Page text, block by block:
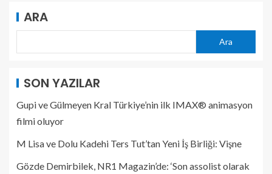
ARA
Ara
SON YAZILAR
Gupi ve Gülmeyen Kral Türkiye’nin ilk IMAX® animasyon
filmi oluyor
M Lisa ve Dolu Kadehi Ters Tut’tan Yeni İş Birliği: Vişne
Gözde Demirbilek, NR1 Magazin’de: ‘Son assolist olarak